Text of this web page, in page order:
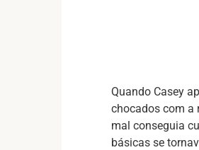
Quando Casey
chocados com a
mal conseguia
básicas se